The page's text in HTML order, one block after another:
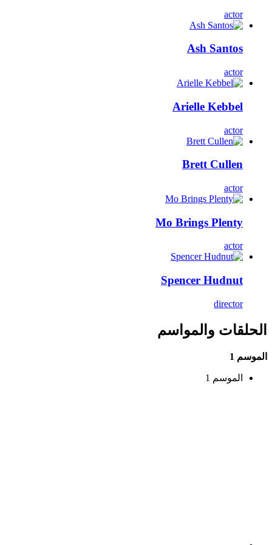
actor
Ash Santos
actor
Arielle Kebbel
actor
Brett Cullen
actor
Mo Brings Plenty
actor
Spencer Hudnut
director
الحلقات والمواسم
الموسم 1
الموسم 1